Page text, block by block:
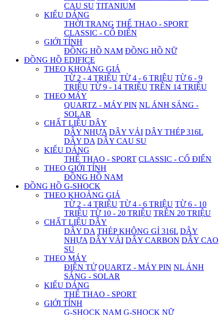
CAU SU TITANIUM
KIỂU DÁNG
THỜI TRANG THỂ THAO - SPORT
CLASSIC - CỔ ĐIỂN
GIỚI TÍNH
ĐỒNG HỒ NAM ĐỒNG HỒ NỮ
ĐỒNG HỒ EDIFICE
THEO KHOẢNG GIÁ
TỪ 2 - 4 TRIỆU TỪ 4 - 6 TRIỆU TỪ 6 - 9
TRIỆU TỪ 9 - 14 TRIỆU TRÊN 14 TRIỆU
THEO MÁY
QUARTZ - MÁY PIN NL ÁNH SÁNG -
SOLAR
CHẤT LIỆU DÂY
DÂY NHỰA DÂY VẢI DÂY THÉP 316L
DÂY DA DÂY CAU SU
KIỂU DÁNG
THỂ THAO - SPORT CLASSIC - CỔ ĐIỂN
THEO GIỚI TÍNH
ĐỒNG HỒ NAM
ĐỒNG HỒ G-SHOCK
THEO KHOẢNG GIÁ
TỪ 2 - 4 TRIỆU TỪ 4 - 6 TRIỆU TỪ 6 - 10
TRIỆU TỪ 10 - 20 TRIỆU TRÊN 20 TRIỆU
CHẤT LIỆU DÂY
DÂY DA THÉP KHÔNG GỈ 316L DÂY
NHỰA DÂY VẢI DÂY CARBON DÂY CAO
SU
THEO MÁY
ĐIỆN TỬ QUARTZ - MÁY PIN NL ÁNH
SÁNG - SOLAR
KIỂU DÁNG
THỂ THAO - SPORT
GIỚI TÍNH
G-SHOCK NAM G-SHOCK NỮ